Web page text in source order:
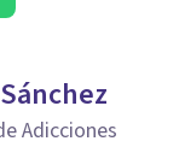
Adicciones